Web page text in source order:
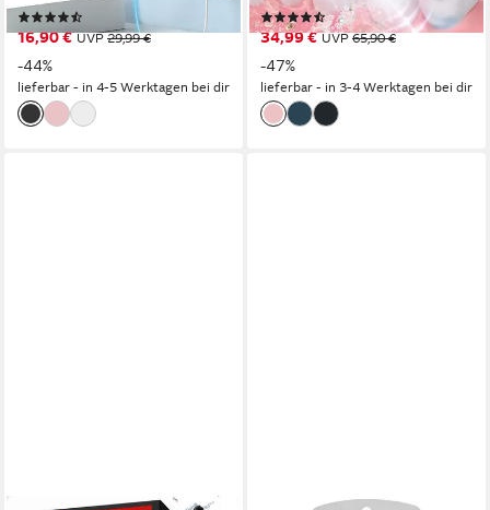
16,90 € UVP 29,99 €
-44%
lieferbar - in 4-5 Werktagen bei dir
(303)
34,99 € UVP 65,90 €
-47%
lieferbar - in 3-4 Werktagen bei dir